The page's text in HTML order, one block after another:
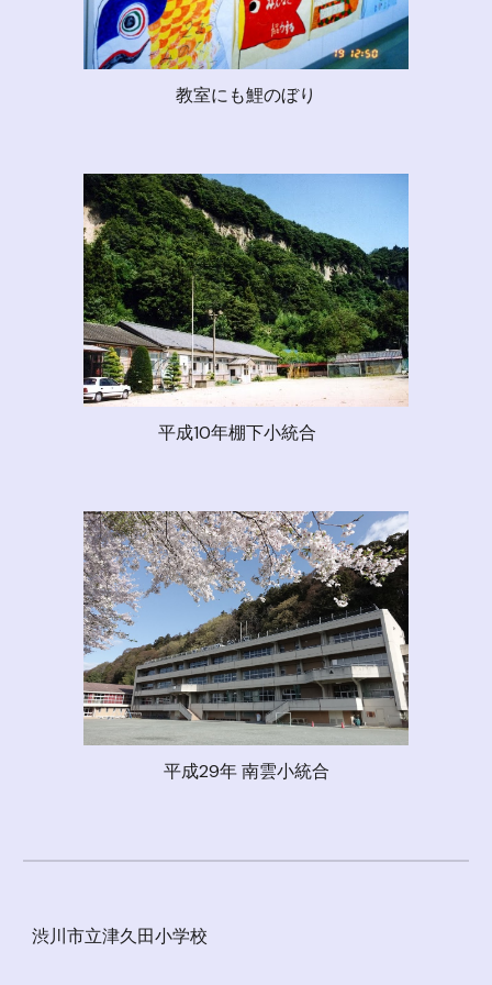
教室にも鯉のぼり
平成10年棚下小統合
平成29年 南雲小統合
渋川市立津久田小学校